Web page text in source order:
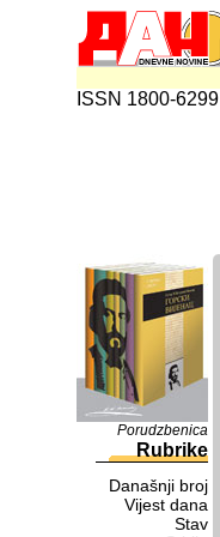
ISSN 1800-6299
Porudzbenica
Rubrike
Današnji broj
Vijest dana
Stav